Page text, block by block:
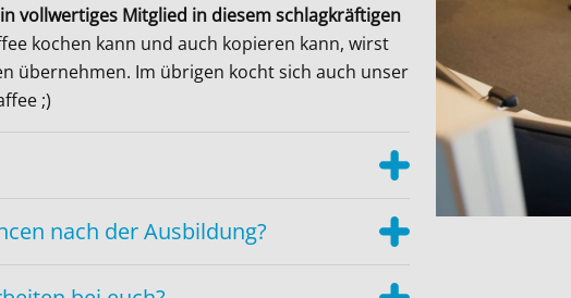
vollwertiges Mitglied in diesem schlagkräftigen
kochen kann und auch kopieren kann, wirst
übernehmen. Im übrigen kocht sich auch unser
;)
nach der Ausbildung?